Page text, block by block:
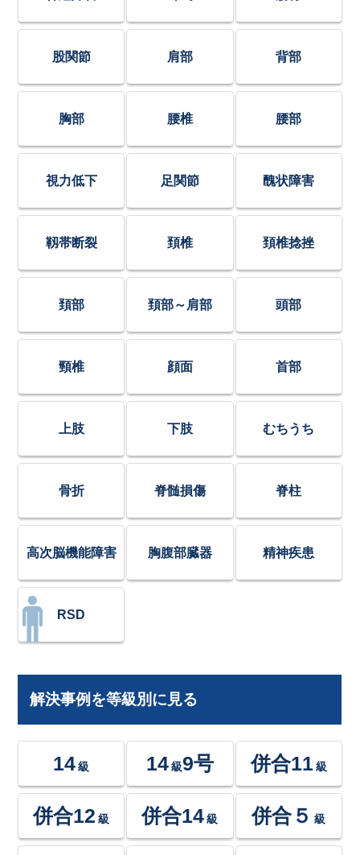
股関節 肩部 背部
胸部 腰椎 腰部
視力低下 足関節 醜状障害
靱帯断裂 頚椎 頚椎捻挫
頚部 頚部～肩部 頭部
頸椎 顔面 首部
上肢 下肢 むちうち
骨折 脊髄損傷 脊柱
高次脳機能障害 胸腹部臓器 精神疾患
RSD
解決事例を等級別に見る
14 級 14級9号 併合11 級
併合12 級 併合14 級 併合５ 級